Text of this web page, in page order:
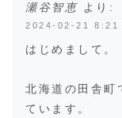
瀬谷智恵 より:
2024-02-21 8:21
はじめまして。
北海道の田舎町
ています。